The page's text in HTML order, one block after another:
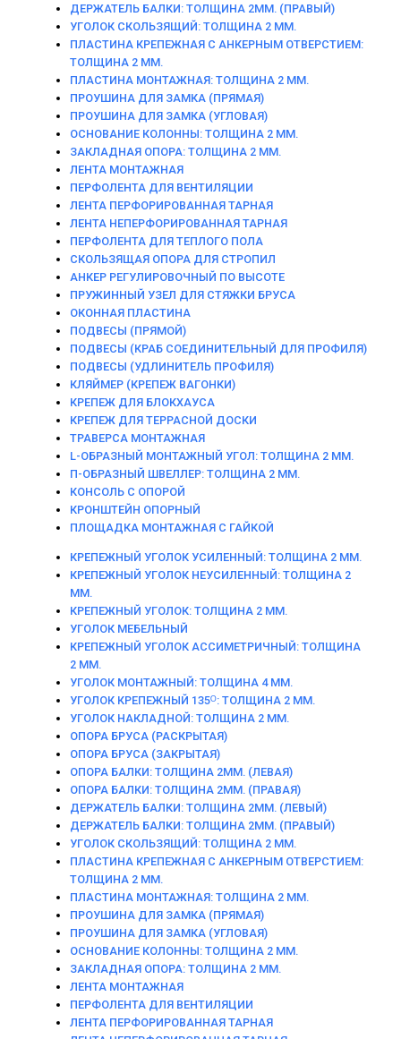
ДЕРЖАТЕЛЬ БАЛКИ: ТОЛЩИНА 2ММ. (ПРАВЫЙ)
УГОЛОК СКОЛЬЗЯЩИЙ: ТОЛЩИНА 2 ММ.
ПЛАСТИНА КРЕПЕЖНАЯ С АНКЕРНЫМ ОТВЕРСТИЕМ:
ТОЛЩИНА 2 ММ.
ПЛАСТИНА МОНТАЖНАЯ: ТОЛЩИНА 2 ММ.
ПРОУШИНА ДЛЯ ЗАМКА (ПРЯМАЯ)
ПРОУШИНА ДЛЯ ЗАМКА (УГЛОВАЯ)
ОСНОВАНИЕ КОЛОННЫ: ТОЛЩИНА 2 ММ.
ЗАКЛАДНАЯ ОПОРА: ТОЛЩИНА 2 ММ.
ЛЕНТА МОНТАЖНАЯ
ПЕРФОЛЕНТА ДЛЯ ВЕНТИЛЯЦИИ
ЛЕНТА ПЕРФОРИРОВАННАЯ ТАРНАЯ
ЛЕНТА НЕПЕРФОРИРОВАННАЯ ТАРНАЯ
ПЕРФОЛЕНТА ДЛЯ ТЕПЛОГО ПОЛА
СКОЛЬЗЯЩАЯ ОПОРА ДЛЯ СТРОПИЛ
АНКЕР РЕГУЛИРОВОЧНЫЙ ПО ВЫСОТЕ
ПРУЖИННЫЙ УЗЕЛ ДЛЯ СТЯЖКИ БРУСА
ОКОННАЯ ПЛАСТИНА
ПОДВЕСЫ (ПРЯМОЙ)
ПОДВЕСЫ (КРАБ СОЕДИНИТЕЛЬНЫЙ ДЛЯ ПРОФИЛЯ)
ПОДВЕСЫ (УДЛИНИТЕЛЬ ПРОФИЛЯ)
КЛЯЙМЕР (КРЕПЕЖ ВАГОНКИ)
КРЕПЕЖ ДЛЯ БЛОКХАУСА
КРЕПЕЖ ДЛЯ ТЕРРАСНОЙ ДОСКИ
ТРАВЕРСА МОНТАЖНАЯ
L-ОБРАЗНЫЙ МОНТАЖНЫЙ УГОЛ: ТОЛЩИНА 2 ММ.
П-ОБРАЗНЫЙ ШВЕЛЛЕР: ТОЛЩИНА 2 ММ.
КОНСОЛЬ С ОПОРОЙ
КРОНШТЕЙН ОПОРНЫЙ
ПЛОЩАДКА МОНТАЖНАЯ С ГАЙКОЙ
КРЕПЕЖНЫЙ УГОЛОК УСИЛЕННЫЙ: ТОЛЩИНА 2 ММ.
КРЕПЕЖНЫЙ УГОЛОК НЕУСИЛЕННЫЙ: ТОЛЩИНА 2
ММ.
КРЕПЕЖНЫЙ УГОЛОК: ТОЛЩИНА 2 ММ.
УГОЛОК МЕБЕЛЬНЫЙ
КРЕПЕЖНЫЙ УГОЛОК АССИМЕТРИЧНЫЙ: ТОЛЩИНА
2 ММ.
УГОЛОК МОНТАЖНЫЙ: ТОЛЩИНА 4 ММ.
УГОЛОК КРЕПЕЖНЫЙ 135ᴼ: ТОЛЩИНА 2 ММ.
УГОЛОК НАКЛАДНОЙ: ТОЛЩИНА 2 ММ.
ОПОРА БРУСА (РАСКРЫТАЯ)
ОПОРА БРУСА (ЗАКРЫТАЯ)
ОПОРА БАЛКИ: ТОЛЩИНА 2ММ. (ЛЕВАЯ)
ОПОРА БАЛКИ: ТОЛЩИНА 2ММ. (ПРАВАЯ)
ДЕРЖАТЕЛЬ БАЛКИ: ТОЛЩИНА 2ММ. (ЛЕВЫЙ)
ДЕРЖАТЕЛЬ БАЛКИ: ТОЛЩИНА 2ММ. (ПРАВЫЙ)
УГОЛОК СКОЛЬЗЯЩИЙ: ТОЛЩИНА 2 ММ.
ПЛАСТИНА КРЕПЕЖНАЯ С АНКЕРНЫМ ОТВЕРСТИЕМ:
ТОЛЩИНА 2 ММ.
ПЛАСТИНА МОНТАЖНАЯ: ТОЛЩИНА 2 ММ.
ПРОУШИНА ДЛЯ ЗАМКА (ПРЯМАЯ)
ПРОУШИНА ДЛЯ ЗАМКА (УГЛОВАЯ)
ОСНОВАНИЕ КОЛОННЫ: ТОЛЩИНА 2 ММ.
ЗАКЛАДНАЯ ОПОРА: ТОЛЩИНА 2 ММ.
ЛЕНТА МОНТАЖНАЯ
ПЕРФОЛЕНТА ДЛЯ ВЕНТИЛЯЦИИ
ЛЕНТА ПЕРФОРИРОВАННАЯ ТАРНАЯ